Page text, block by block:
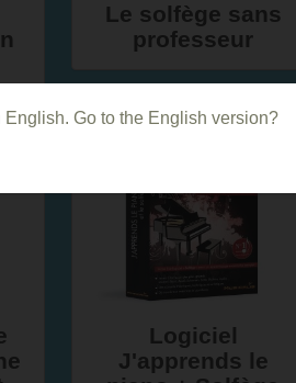
Le solfège sans
professeur
Logiciel
J'apprends le
Go to the English version?